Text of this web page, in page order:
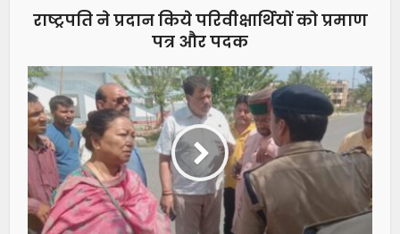
राष्ट्रपति ने प्रदान किये परिवीक्षार्थियों को प्रमाण
पत्र और पदक